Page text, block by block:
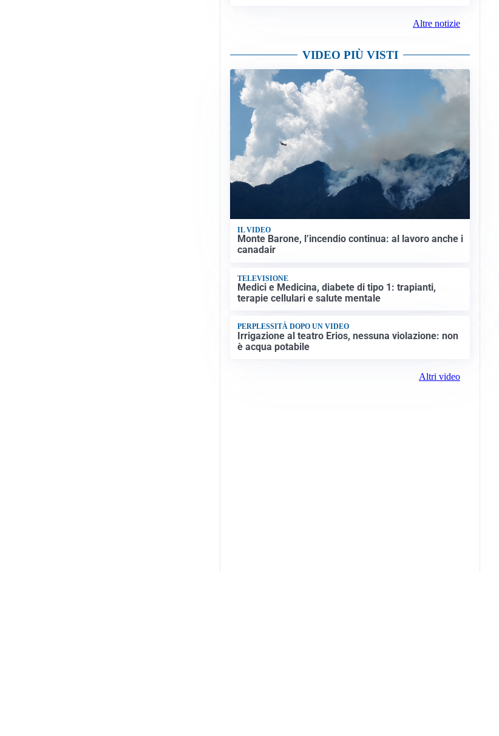
Altre notizie
VIDEO PIÙ VISTI
IL VIDEO
Monte Barone, l’incendio continua: al lavoro anche i
canadair
TELEVISIONE
Medici e Medicina, diabete di tipo 1: trapianti,
terapie cellulari e salute mentale
PERPLESSITÀ DOPO UN VIDEO
Irrigazione al teatro Erios, nessuna violazione: non
è acqua potabile
Altri video